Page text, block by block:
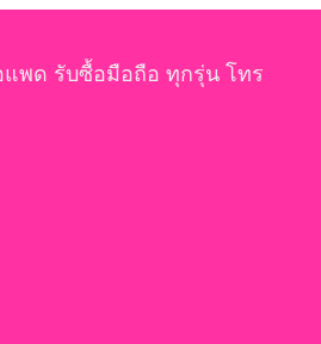
พด รับซื้อมือถือ ทุกรุ่น โทร